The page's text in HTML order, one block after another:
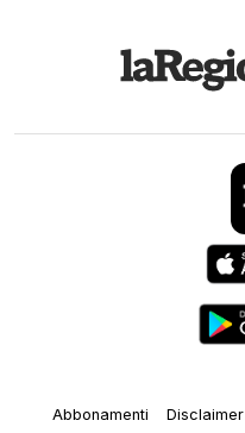
Abbonamenti Disclaimer